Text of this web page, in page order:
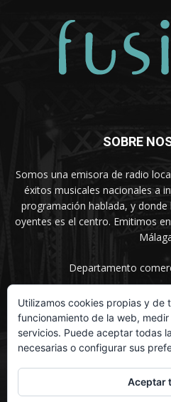
SOBRE
Somos una emisora de radio
éxitos musicales nacionales a
programación hablada, y
oyentes es el centro. Emitimos
Departamento
Utilizamos cookies propias y de
funcionamiento de la web,
servicios. Puede aceptar todas
necesarias o configurar sus
Aceptar